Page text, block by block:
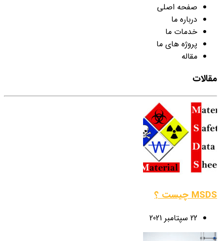
صفحه اصلی
درباره ما
خدمات ما
پروژه های ما
مقاله
مقالات
MSDS چیست ؟
22 سپتامبر 2021